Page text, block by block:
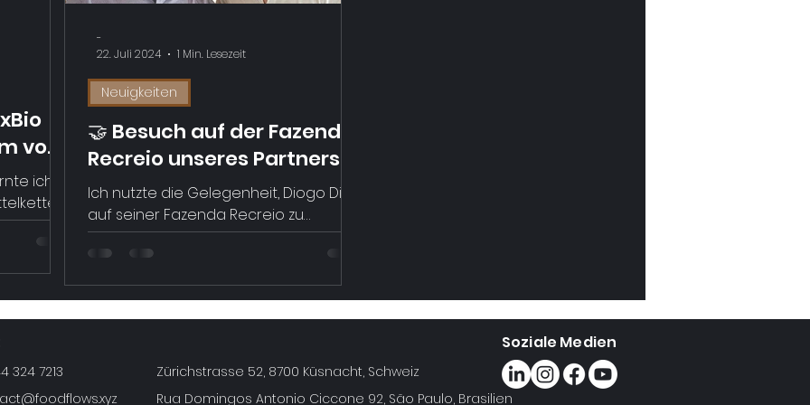
von
ich
und
🤝 Besuch auf der Fazenda
Recreio unseres Partners
Diogo Dias in Brasilien
Ich nutzte die Gelegenheit, Diogo Dias
auf seiner Fazenda Recreio zu
besuchen und ihm seine Foodflows-
Produkte aus der Schweiz vorzustellen,
insbesondere die Kaffeekirschen in
100-g-Beuteln und das
Kaffeekirschen-Elixier. Er war sichtlich
verschiedene Themen rund um
Kaffee. Mehr über Diogo und seine
Neuigkeiten
-
22. Juli 2024
1 Min. Lesezeit
324 7213
Soziale Medien
Zürichstrasse 52, 8700 Küsnacht, Schweiz
Rua Domingos Antonio Ciccone 92, São Paulo, Brasilien